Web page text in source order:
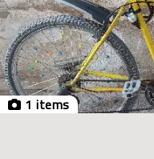
1 items